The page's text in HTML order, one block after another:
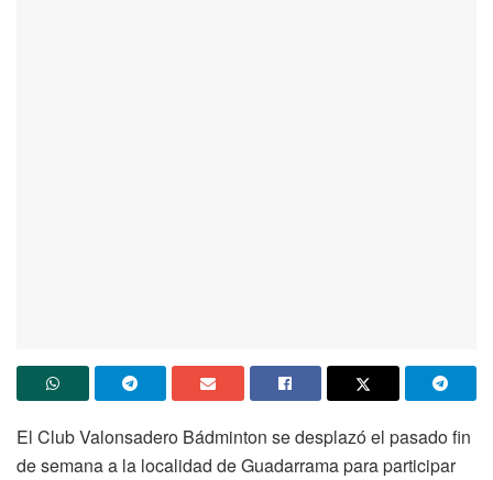
El Club Valonsadero Bádminton se desplazó el pasado fin
de semana a la localidad de Guadarrama para participar